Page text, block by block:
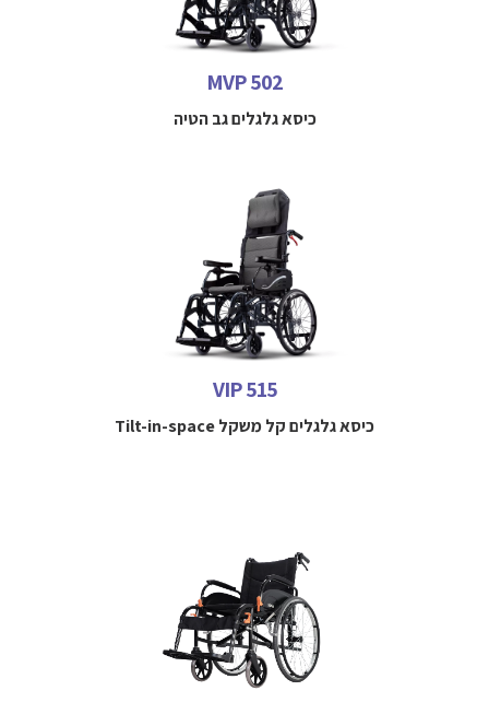
MVP 502
כיסא גלגלים גב הטיה
למידע נוסף חייגו
052-3114712
VIP 515
כיסא גלגלים קל משקל Tilt-in-space
מתקפל בצורה קומפקטית ומציע נוחות רבה יותר הן לאחסון והן
לנסיעה, כיסא גלגלים מסוג Tilt-in-Space בעיצוב מהפכני
למידע נוסף חייגו
052-3114712
כיסא גלגלים אקטיבי, נוח לשימוש והפעלה הניתן להתאמה
בקלות לפי נוחות המשתמש, צרכיו ונתונים פיזיים כמו גובה
ומשקל
למידע נוסף חייגו